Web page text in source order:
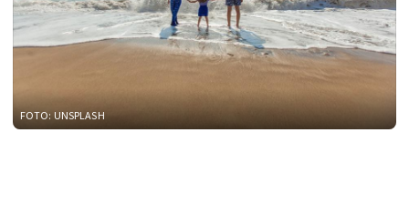
FOTO: UNSPLASH